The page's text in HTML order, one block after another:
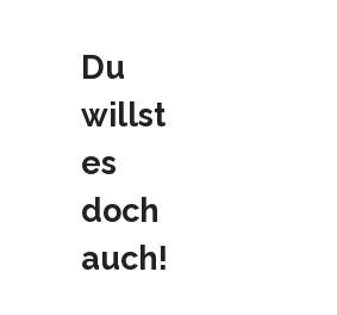
Du
willst
es
doch
auch!